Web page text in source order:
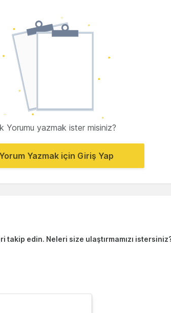
Yorumu yazmak ister misiniz?
Yorum Yazmak için Giriş Yap
takip edin. Neleri size ulaştırmamızı